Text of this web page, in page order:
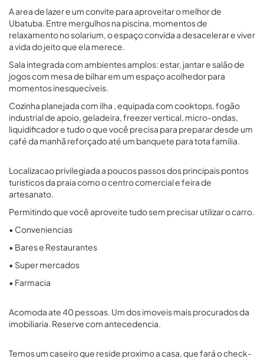
A area de lazer e um convite para aproveitar o melhor de
Ubatuba. Entre mergulhos na piscina, momentos de
relaxamento no solarium, o espaço convida a desacelerar e viver
a vida do jeito que ela merece.
Sala integrada com ambientes amplos: estar, jantar e salão de
jogos com mesa de bilhar em um espaço acolhedor para
momentos inesquecíveis.
Cozinha planejada com ilha , equipada com cooktops, fogão
industrial de apoio, geladeira, freezer vertical, micro-ondas,
liquidificador e tudo o que você precisa para preparar desde um
café da manhã reforçado até um banquete para tota familia.
Localizacao privilegiada a poucos passos dos principais pontos
turisticos da praia como o centro comercial e feira de
artesanato.
Permitindo que você aproveite tudo sem precisar utilizar o carro.
• Conveniencias
• Bares e Restaurantes
• Super mercados
• Farmacia
Acomoda ate 40 pessoas. Um dos imoveis mais procurados da
imobiliaria. Reserve com antecedencia.
Temos um caseiro que reside proximo a casa, que fará o check-